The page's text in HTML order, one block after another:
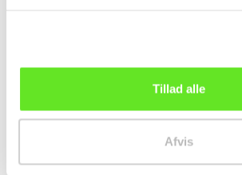
Tillad alle
Afvis
Add to cart